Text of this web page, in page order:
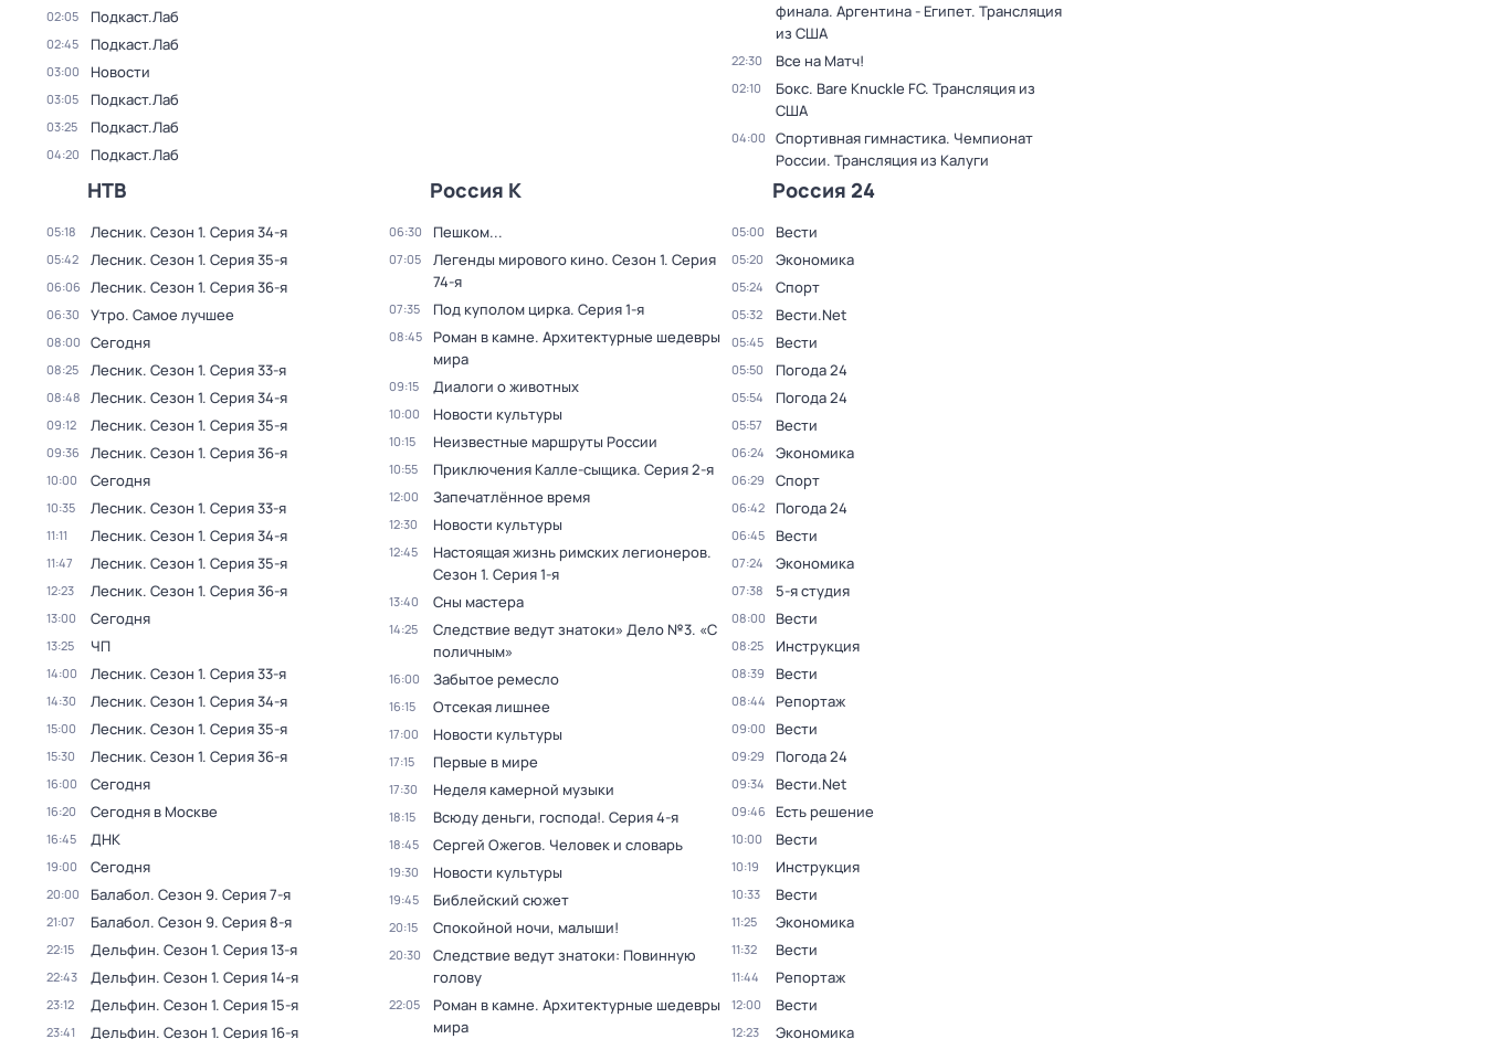
02:05 Подкаст.Лаб
02:45 Подкаст.Лаб
03:00 Новости
03:05 Подкаст.Лаб
03:25 Подкаст.Лаб
04:20 Подкаст.Лаб
финала. Аргентина - Египет. Трансляция
из США
22:30 Все на Матч!
02:10
Бокс. Bare Knuckle FC. Трансляция из
США
04:00
Спортивная гимнастика. Чемпионат
России. Трансляция из Калуги
НТВ
05:18 Лесник. Сезон 1. Серия 34-я
05:42 Лесник. Сезон 1. Серия 35-я
06:06 Лесник. Сезон 1. Серия 36-я
06:30 Утро. Самое лучшее
08:00 Сегодня
08:25 Лесник. Сезон 1. Серия 33-я
08:48 Лесник. Сезон 1. Серия 34-я
09:12 Лесник. Сезон 1. Серия 35-я
09:36 Лесник. Сезон 1. Серия 36-я
10:00 Сегодня
10:35 Лесник. Сезон 1. Серия 33-я
11:11 Лесник. Сезон 1. Серия 34-я
11:47 Лесник. Сезон 1. Серия 35-я
12:23 Лесник. Сезон 1. Серия 36-я
13:00 Сегодня
13:25 ЧП
14:00 Лесник. Сезон 1. Серия 33-я
14:30 Лесник. Сезон 1. Серия 34-я
15:00 Лесник. Сезон 1. Серия 35-я
15:30 Лесник. Сезон 1. Серия 36-я
16:00 Сегодня
16:20 Сегодня в Москве
16:45 ДНК
19:00 Сегодня
20:00 Балабол. Сезон 9. Серия 7-я
21:07 Балабол. Сезон 9. Серия 8-я
22:15 Дельфин. Сезон 1. Серия 13-я
22:43 Дельфин. Сезон 1. Серия 14-я
23:12 Дельфин. Сезон 1. Серия 15-я
23:41 Дельфин. Сезон 1. Серия 16-я
Россия К
06:30 Пешком...
07:05 Легенды мирового кино. Сезон 1. Серия
74-я
07:35 Под куполом цирка. Серия 1-я
08:45
Роман в камне. Архитектурные шедевры
мира
09:15 Диалоги о животных
10:00 Новости культуры
10:15 Неизвестные маршруты России
10:55 Приключения Калле-сыщика. Серия 2-я
12:00 Запечатлённое время
12:30 Новости культуры
12:45 Настоящая жизнь римских легионеров.
Сезон 1. Серия 1-я
13:40 Сны мастера
14:25
Следствие ведут знатоки» Дело №3. «С
поличным»
16:00 Забытое ремесло
16:15 Отсекая лишнее
17:00 Новости культуры
17:15 Первые в мире
17:30 Неделя камерной музыки
18:15 Всюду деньги, господа!. Серия 4-я
18:45 Сергей Ожегов. Человек и словарь
19:30 Новости культуры
19:45 Библейский сюжет
20:15 Спокойной ночи, малыши!
20:30
Следствие ведут знатоки: Повинную
голову
22:05
Роман в камне. Архитектурные шедевры
мира
Россия 24
05:00 Вести
05:20 Экономика
05:24 Спорт
05:32 Вести.Net
05:45 Вести
05:50 Погода 24
05:54 Погода 24
05:57 Вести
06:24 Экономика
06:29 Спорт
06:42 Погода 24
06:45 Вести
07:24 Экономика
07:38 5-я студия
08:00 Вести
08:25 Инструкция
08:39 Вести
08:44 Репортаж
09:00 Вести
09:29 Погода 24
09:34 Вести.Net
09:46 Есть решение
10:00 Вести
10:19 Инструкция
10:33 Вести
11:25 Экономика
11:32 Вести
11:44 Репортаж
12:00 Вести
12:23 Экономика